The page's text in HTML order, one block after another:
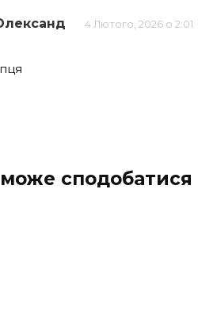
4 Лютого, 2026 о 2:01
сподобатися